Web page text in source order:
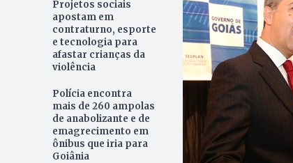
Projetos sociais
apostam em
contraturno, esporte
e tecnologia para
afastar crianças da
violência
Polícia encontra
mais de 260 ampolas
de anabolizante e de
emagrecimento em
ônibus que iria para
Goiânia